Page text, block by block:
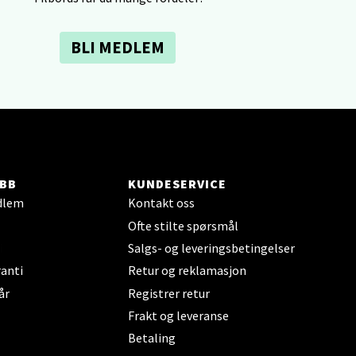
BLI MEDLEM
KUNDESERVICE
Kontakt oss
Ofte stilte spørsmål
Salgs- og leveringsbetingelser
Retur og reklamasjon
Registrer retur
Frakt og leveranse
Betaling